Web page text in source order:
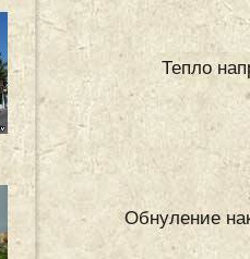
Тепло
Обнуление